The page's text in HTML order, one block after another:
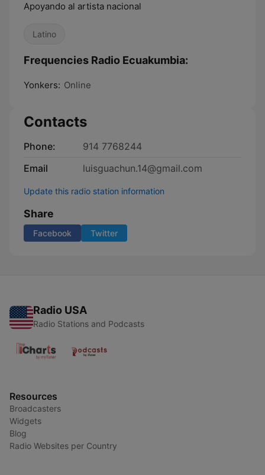
Apoyando al artista nacional
Latino
Frequencies Radio Ecuakumbia:
Yonkers: Online
Contacts
Phone:
914 7768244
Email
luisguachun.14@gmail.com
Update this radio station information
Share
Facebook Twitter
Radio USA
Radio Stations and Podcasts
Resources
Broadcasters
Widgets
Blog
Radio Websites per Country